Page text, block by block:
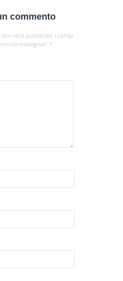
commento
sarà pubblicato. I campi
contrassegnati *